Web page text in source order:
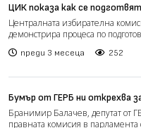
ЦИК показа как се подготвят
машините за гласуване
Централната избирателна
демонстрира процеса по
преди 3 месеца 252
Бумър от ГЕРБ ни открехва
технологии (видео)
Бранимир Балачев, депутат от
правната комисия в парламента